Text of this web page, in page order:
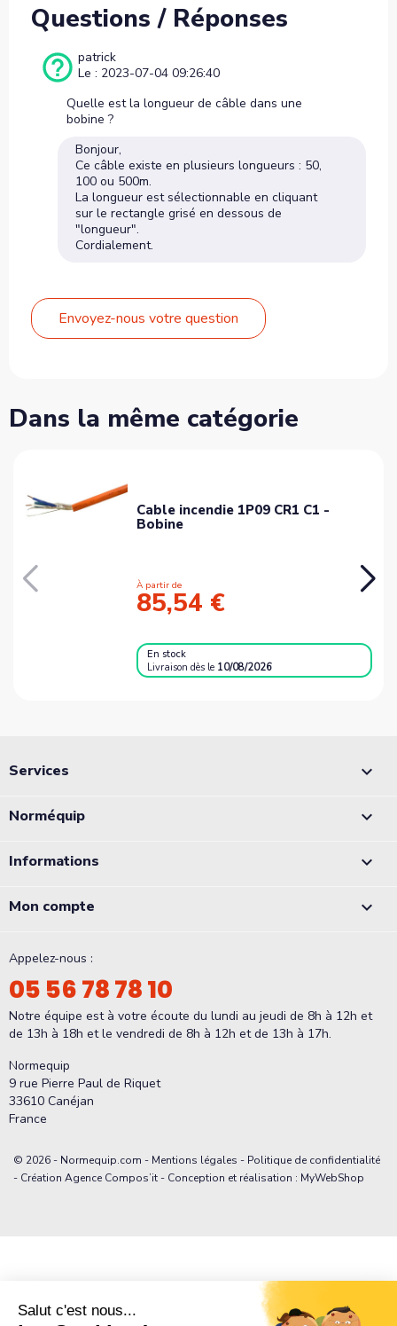
Questions / Réponses
patrick
Le : 2023-07-04 09:26:40
Quelle est la longueur de câble dans une
bobine ?
Bonjour,
Ce câble existe en plusieurs longueurs : 50,
100 ou 500m.
La longueur est sélectionnable en cliquant
sur le rectangle grisé en dessous de
"longueur".
Cordialement.
Envoyez-nous votre question
Dans la même catégorie
Cable incendie 1P09 CR1 C1 -
Bobine
À partir de
85,54 €
En stock
Livraisondès le 10/08/2026
Services 
Norméquip 
Informations 
Mon compte 
Appelez-nous :
05 56 78 78 10
Notre équipe est à votre écoute du lundi au jeudi de 8h à 12h et
de 13h à 18h et le vendredi de 8h à 12h et de 13h à 17h.
Normequip
9 rue Pierre Paul de Riquet
33610 Canéjan
France
© 2026 - Normequip.com - Mentions légales - Politique de confidentialité
- Création Agence Compos’it - Conception et réalisation : MyWebShop